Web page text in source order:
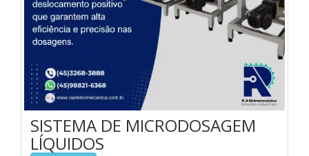
SISTEMA DE MICRODOSAGEM
LÍQUIDOS